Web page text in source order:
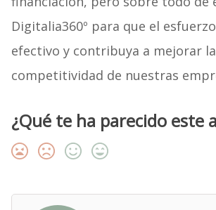
Digitalia360º para que el
efectivo y contribuya a mejorar la
competitividad de nuestras
¿Qué te ha parecido este